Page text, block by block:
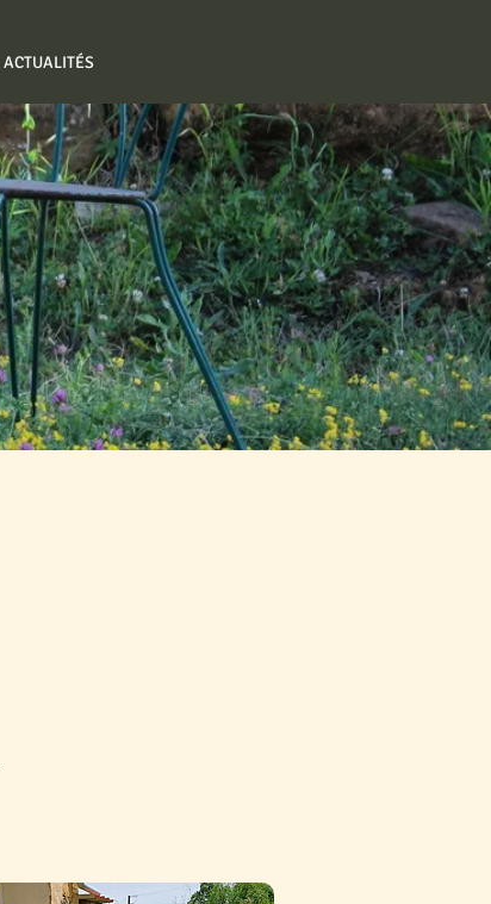
ACTUALITÉS